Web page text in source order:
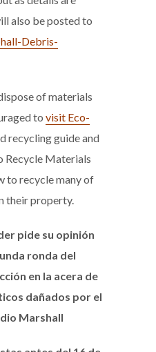
also be posted to
Debris-
of materials
to visit Eco-
recycling guide and
Recycle Materials
to recycle many of
their property.
pide su opinión
ronda del
en la acera de
dañados por el
Marshall